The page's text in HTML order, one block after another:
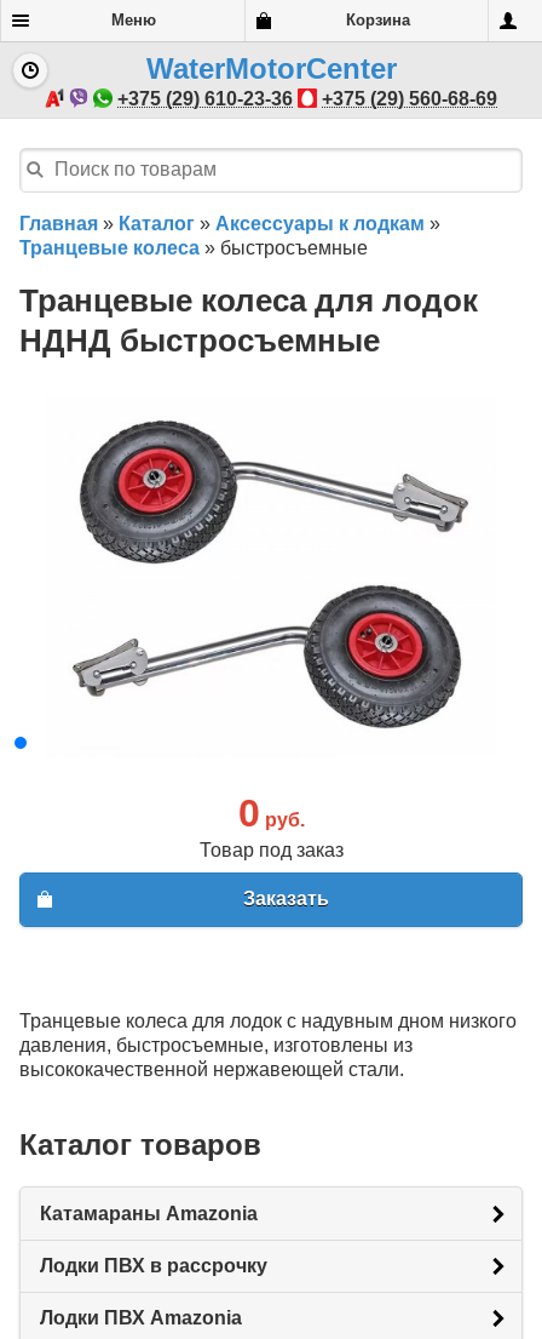
Меню Корзина
WaterMotorCenter
+375 (29) 610-23-36 +375 (29) 560-68-69
Главная » Каталог » Аксессуары к лодкам »
Транцевые колеса » быстросъемные
Транцевые колеса для лодок
НДНД быстросъемные
0 руб.
Товар под заказ
Заказать
Транцевые колеса для лодок с надувным дном низкого
давления, быстросъемные, изготовлены из
высококачественной нержавеющей стали.
Каталог товаров
Катамараны Amazonia
Лодки ПВХ в рассрочку
Лодки ПВХ Amazonia